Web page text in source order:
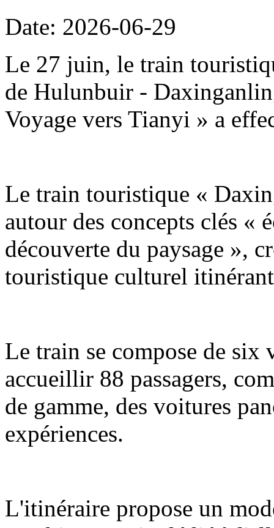
Date: 2026-06-29
Le 27 juin, le train
de Hulunbuir -
Voyage vers Tianyi » a
Le train touristique «
autour des concepts clés «
découverte du paysage »,
touristique culturel
Le train se compose de six
accueillir 88 passagers,
de gamme, des voitures
expériences.
L'itinéraire propose un